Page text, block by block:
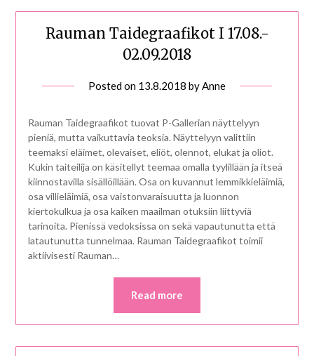
Rauman Taidegraafikot I 17.08.-
02.09.2018
Posted on 13.8.2018 byAnne
Rauman Taidegraafikot tuovat P-Gallerian näyttelyyn
pieniä, mutta vaikuttavia teoksia. Näyttelyyn valittiin
teemaksi eläimet, olevaiset, eliöt, olennot, elukat ja oliot.
Kukin taiteilija on käsitellyt teemaa omalla tyylillään ja itseä
kiinnostavilla sisällöillään. Osa on kuvannut lemmikkieläimiä,
osa villieläimiä, osa vaistonvaraisuutta ja luonnon
kiertokulkua ja osa kaiken maailman otuksiin liittyviä
tarinoita. Pienissä vedoksissa on sekä vapautunutta että
latautunutta tunnelmaa. Rauman Taidegraafikot toimii
aktiivisesti Rauman…
Read more